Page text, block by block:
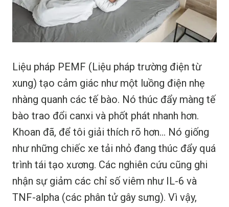
Liệu pháp PEMF (Liệu pháp trường điện từ
xung) tạo cảm giác như một luồng điện nhẹ
nhàng quanh các tế bào. Nó thúc đẩy màng tế
bào trao đổi canxi và phốt phát nhanh hơn.
Khoan đã, để tôi giải thích rõ hơn… Nó giống
như những chiếc xe tải nhỏ đang thúc đẩy quá
trình tái tạo xương. Các nghiên cứu cũng ghi
nhận sự giảm các chỉ số viêm như IL-6 và
TNF-alpha (các phân tử gây sưng). Vì vậy,